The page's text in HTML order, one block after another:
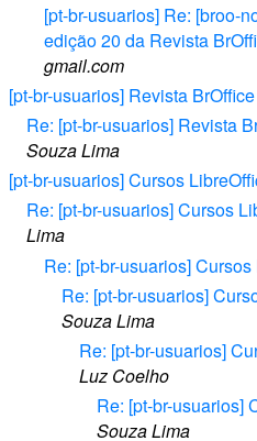
[pt-br-usuarios] Re: [broo-
edição 20 da Revista
gmail.com
[pt-br-usuarios] Revista
Re: [pt-br-usuarios] Revista
Souza Lima
[pt-br-usuarios] Cursos
Re: [pt-br-usuarios] Cursos
Lima
Re: [pt-br-usuarios]
Re: [pt-br-usuarios]
Souza Lima
Re: [pt-br-usuarios]
Luz Coelho
Re: [pt-br-usuarios]
Souza Lima